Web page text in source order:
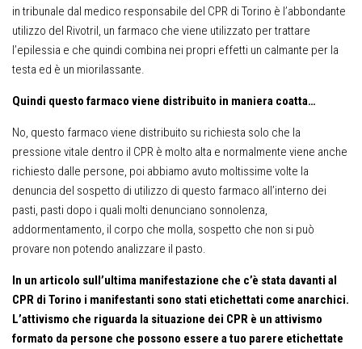
in tribunale dal medico responsabile del CPR di Torino è l’abbondante
utilizzo del Rivotril, un farmaco che viene utilizzato per trattare
l’epilessia e che quindi combina nei propri effetti un calmante per la
testa ed è un miorilassante.
Quindi questo farmaco viene distribuito in maniera coatta…
No, questo farmaco viene distribuito su richiesta solo che la
pressione vitale dentro il CPR è molto alta e normalmente viene anche
richiesto dalle persone, poi abbiamo avuto moltissime volte la
denuncia del sospetto di utilizzo di questo farmaco all’interno dei
pasti, pasti dopo i quali molti denunciano sonnolenza,
addormentamento, il corpo che molla, sospetto che non si può
provare non potendo analizzare il pasto.
In un articolo sull’ultima manifestazione che c’è stata davanti al
CPR di Torino i manifestanti sono stati etichettati come anarchici.
L’attivismo che riguarda la situazione dei CPR è un attivismo
formato da persone che possono essere a tuo parere etichettate